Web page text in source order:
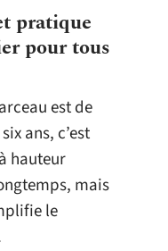
pratique
pour tous
est de
ans, c’est
hauteur
mais
le